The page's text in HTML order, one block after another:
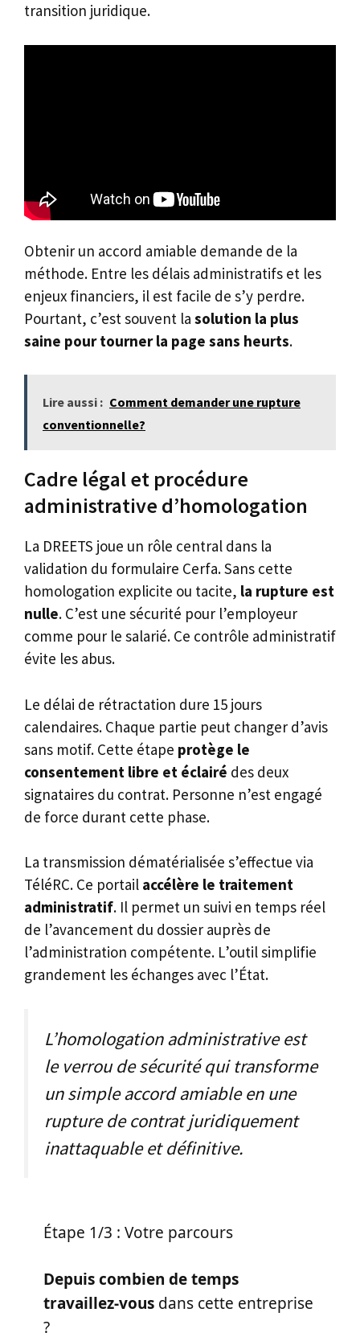
transition juridique.
Obtenir un accord amiable demande de la
méthode. Entre les délais administratifs et les
enjeux financiers, il est facile de s’y perdre.
Pourtant, c’est souvent la solution la plus
saine pour tourner la page sans heurts.
Lire aussi : Comment demander une rupture
conventionnelle?
Cadre légal et procédure
administrative d’homologation
La DREETS joue un rôle central dans la
validation du formulaire Cerfa. Sans cette
homologation explicite ou tacite, la rupture est
nulle. C’est une sécurité pour l’employeur
comme pour le salarié. Ce contrôle administratif
évite les abus.
Le délai de rétractation dure 15 jours
calendaires. Chaque partie peut changer d’avis
sans motif. Cette étape protège le
consentement libre et éclairé des deux
signataires du contrat. Personne n’est engagé
de force durant cette phase.
La transmission dématérialisée s’effectue via
TéléRC. Ce portail accélère le traitement
administratif. Il permet un suivi en temps réel
de l’avancement du dossier auprès de
l’administration compétente. L’outil simplifie
grandement les échanges avec l’État.
L’homologation administrative est
le verrou de sécurité qui transforme
un simple accord amiable en une
rupture de contrat juridiquement
inattaquable et définitive.
Étape 1/3 : Votre parcours
Depuis combien de temps
travaillez-vousdans cette entreprise
?